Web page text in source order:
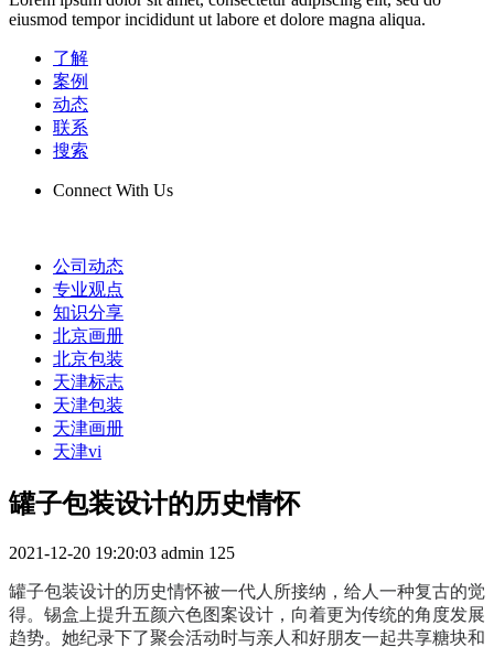
eiusmod tempor incididunt ut labore et dolore magna aliqua.
了解
案例
动态
联系
搜索
Connect With Us
公司动态
专业观点
知识分享
北京画册
北京包装
天津标志
天津包装
天津画册
天津vi
罐子包装设计的历史情怀
2021-12-20 19:20:03 admin 125
罐子包装设计的历史情怀被一代人所接纳，给人一种复古的觉
得。锡盒上提升五颜六色图案设计，向着更为传统的角度发展
趋势。她纪录下了聚会活动时与亲人和好朋友一起共享糖块和